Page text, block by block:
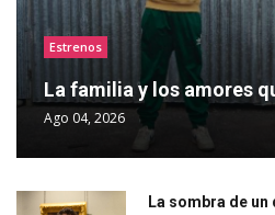
Estrenos
La familia y los amores
Ago 04, 2026
La sombra de